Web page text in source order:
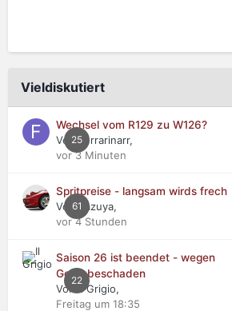
Vieldiskutiert
25
Wechsel vom R129 zu W126?
Von Ferrarinarr,
vor 3 Minuten
61
Spritpreise - langsam wirds frech
Von Kazuya,
vor 4 Stunden
22
Saison 26 ist beendet - wegen
Getriebeschaden
Von Il Grigio,
Freitag um 18:35